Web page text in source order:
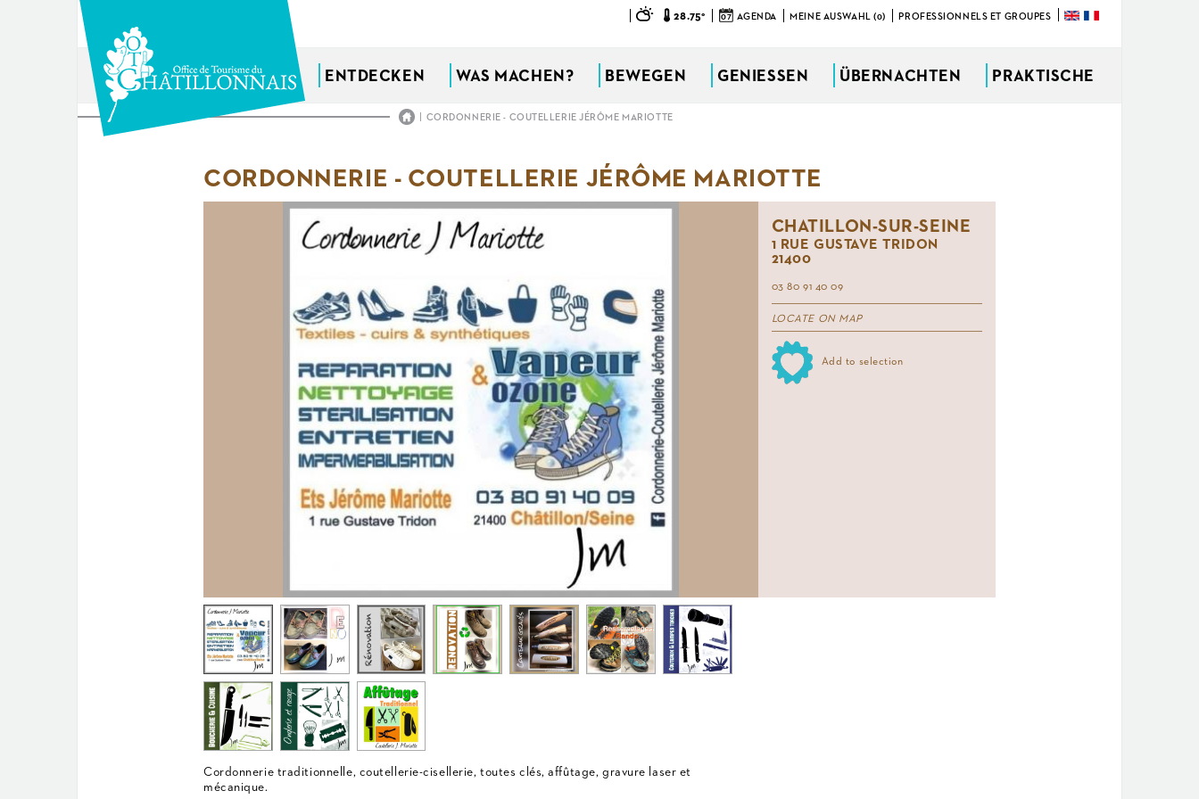
28.75° 07 AGENDA MEINE AUSWAHL (0) PROFESSIONNELS ET GROUPES
ENTDECKEN WAS MACHEN? BEWEGEN GENIESSEN ÜBERNACHTEN PRAKTISCHE
Sie
| CORDONNERIE - COUTELLERIE JÉRÔME MARIOTTE
CORDONNERIE - COUTELLERIE JÉRÔME MARIOTTE
CHATILLON-SUR-SEINE
1 RUE GUSTAVE TRIDON
21400
03 80 91 40 09
LOCATE ON MAP
Add to selection
Cordonnerie traditionnelle, coutellerie-cisellerie, toutes clés, affûtage, gravure laser et
mécanique.